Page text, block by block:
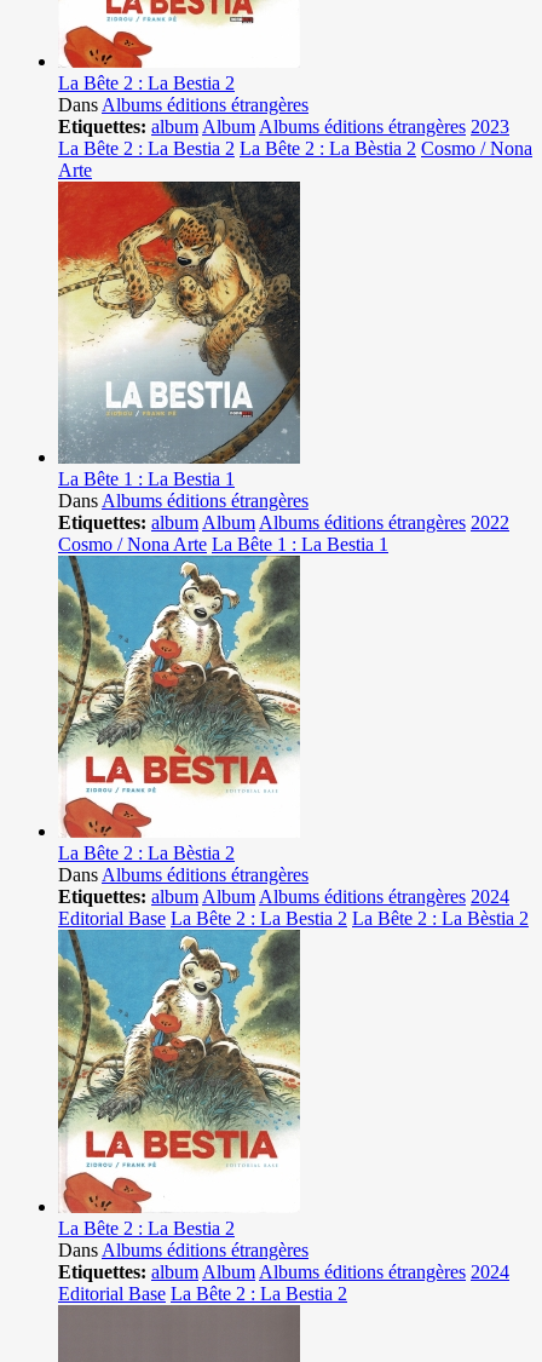
La Bête 2 : La Bestia 2
Dans Albums éditions étrangères
Etiquettes: album Album Albums éditions étrangères 2023
La Bête 2 : La Bestia 2 La Bête 2 : La Bèstia 2 Cosmo / Nona
Arte
La Bête 1 : La Bestia 1
Dans Albums éditions étrangères
Etiquettes: album Album Albums éditions étrangères 2022
Cosmo / Nona Arte La Bête 1 : La Bestia 1
La Bête 2 : La Bèstia 2
Dans Albums éditions étrangères
Etiquettes: album Album Albums éditions étrangères 2024
Editorial Base La Bête 2 : La Bestia 2 La Bête 2 : La Bèstia 2
La Bête 2 : La Bestia 2
Dans Albums éditions étrangères
Etiquettes: album Album Albums éditions étrangères 2024
Editorial Base La Bête 2 : La Bestia 2